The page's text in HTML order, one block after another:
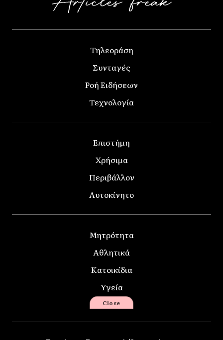
Τηλεοράση
Συνταγές
Ροή Ειδήσεων
Τεχνολογία
Επιστήμη
Χρήσιμα
Περιβάλλον
Αυτοκίνητο
Μητρότητα
Αθλητικά
Κατοικίδια
Υγεία
Close